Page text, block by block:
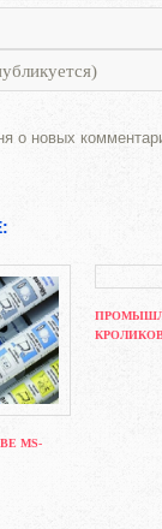
о новых
MS-